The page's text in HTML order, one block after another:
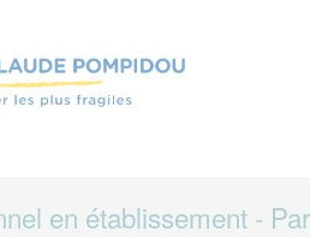
en établissement -